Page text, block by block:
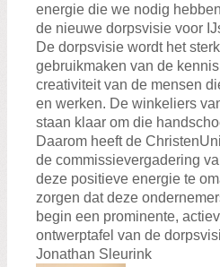
energie die we nodig
de nieuwe dorpsvisie voor
De dorpsvisie wordt het
gebruikmaken van de
creativiteit van de mensen
en werken. De winkeliers
staan klaar om die
Daarom heeft de
de commissievergadering
deze positieve energie te
zorgen dat deze
begin een prominente,
ontwerptafel van de
Jonathan Sleurink